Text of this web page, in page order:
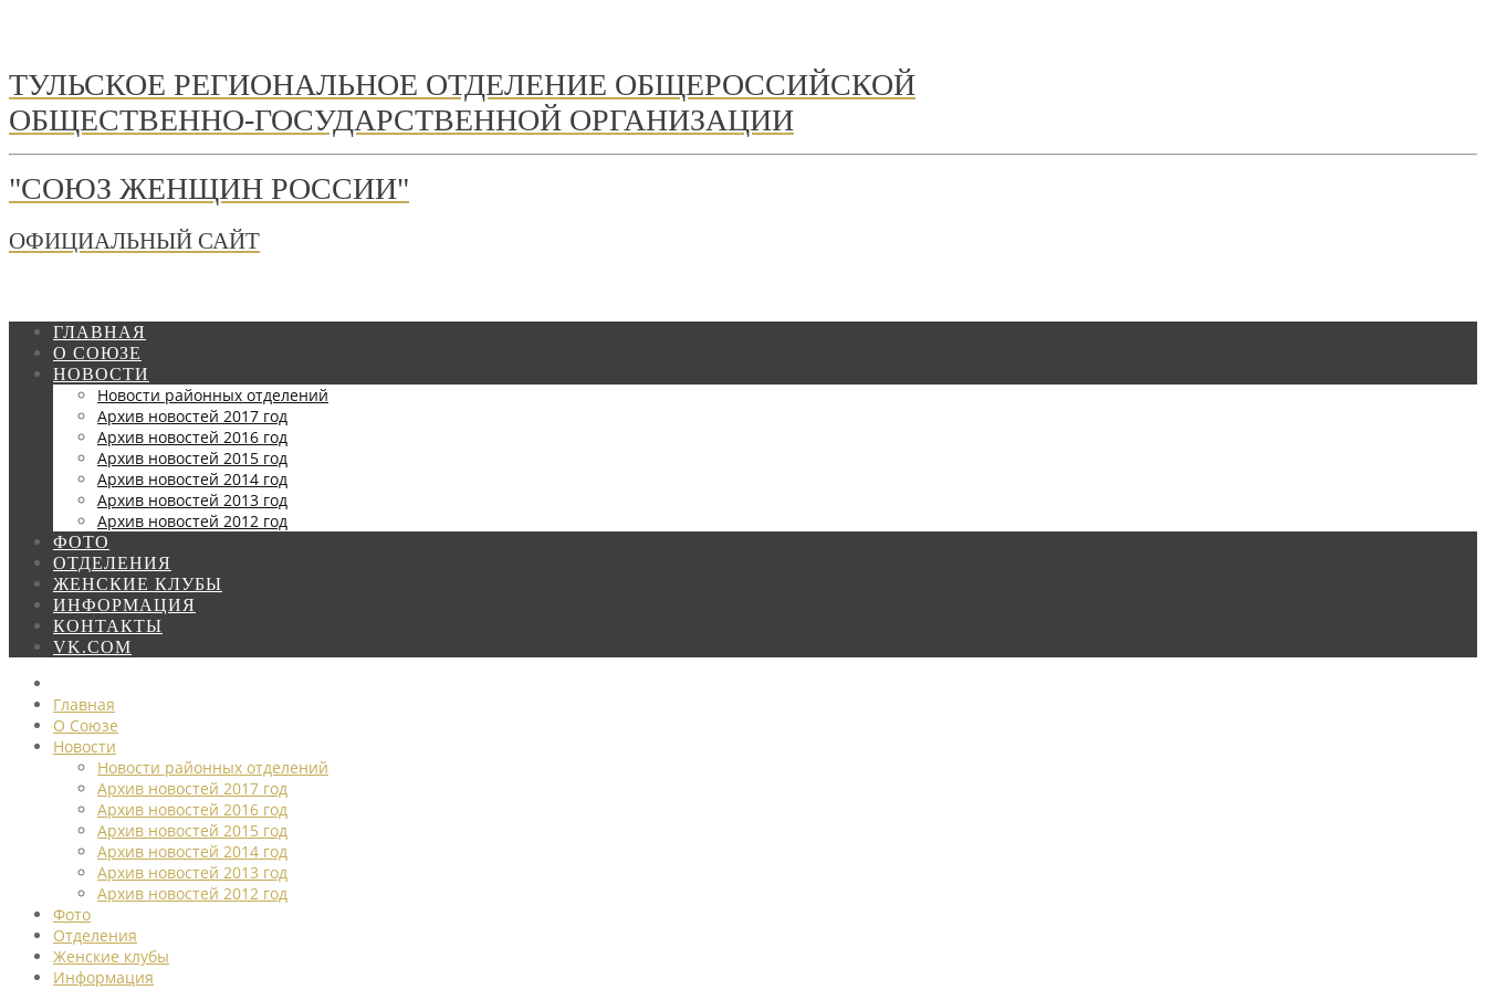
ТУЛЬСКОЕ РЕГИОНАЛЬНОЕ ОТДЕЛЕНИЕ ОБЩЕРОССИЙСКОЙ
ОБЩЕСТВЕННО-ГОСУДАРСТВЕННОЙ ОРГАНИЗАЦИИ
"СОЮЗ ЖЕНЩИН РОССИИ"
ОФИЦИАЛЬНЫЙ САЙТ
ГЛАВНАЯ
О СОЮЗЕ
НОВОСТИ
Новости районных отделений
Архив новостей 2017 год
Архив новостей 2016 год
Архив новостей 2015 год
Архив новостей 2014 год
Архив новостей 2013 год
Архив новостей 2012 год
ФОТО
ОТДЕЛЕНИЯ
ЖЕНСКИЕ КЛУБЫ
ИНФОРМАЦИЯ
КОНТАКТЫ
VK.COM
Главная
О Союзе
Новости
Новости районных отделений
Архив новостей 2017 год
Архив новостей 2016 год
Архив новостей 2015 год
Архив новостей 2014 год
Архив новостей 2013 год
Архив новостей 2012 год
Фото
Отделения
Женские клубы
Информация